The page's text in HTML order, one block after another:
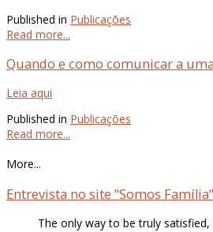
Published in Publicações
Read more...
Quando e como comunicar a
Leia aqui
Published in Publicações
Read more...
More...
Entrevista no site "Somos Família"
The only way to be truly